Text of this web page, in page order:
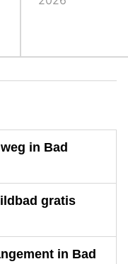
in Bad
gratis
in Bad